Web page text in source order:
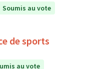
Soumis au vote
de sports
au vote